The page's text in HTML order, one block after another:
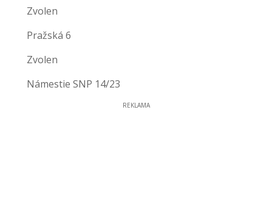
Zvolen
Pražská 6
Zvolen
Námestie SNP 14/23
REKLAMA